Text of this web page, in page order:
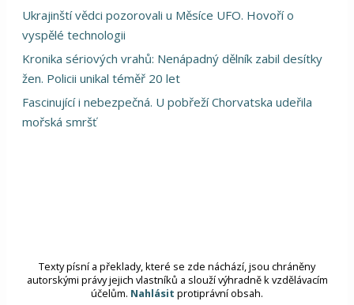
Ukrajinští vědci pozorovali u Měsíce UFO. Hovoří o
vyspělé technologii
Kronika sériových vrahů: Nenápadný dělník zabil desítky
žen. Policii unikal téměř 20 let
Fascinující i nebezpečná. U pobřeží Chorvatska udeřila
mořská smršť
Texty písní a překlady, které se zde náchází, jsou chráněny
autorskými právy jejich vlastníků a slouží výhradně k vzdělávacím
účelům. Nahlásit protiprávní obsah.